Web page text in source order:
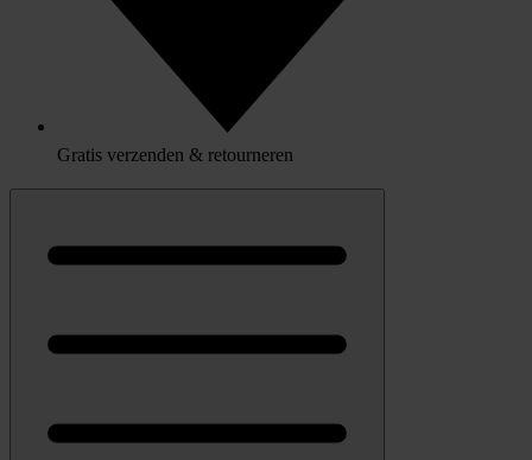
Gratis verzenden & retourneren